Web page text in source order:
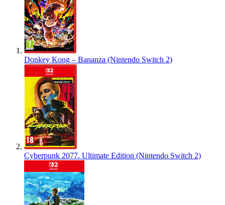
Donkey Kong – Bananza (Nintendo Switch 2)
Cyberpunk 2077. Ultimate Edition (Nintendo Switch 2)